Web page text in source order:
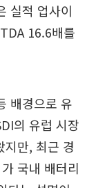
실적 업사이
16.6배를
배경으로 유
의 유럽 시장
만, 최근 경
국내 배터리